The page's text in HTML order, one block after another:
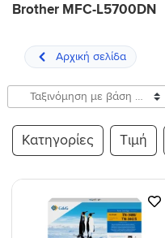
Brother MFC-L5700DN
Κατηγορίες Τιμή
Προσθήκη
στη Λίστα